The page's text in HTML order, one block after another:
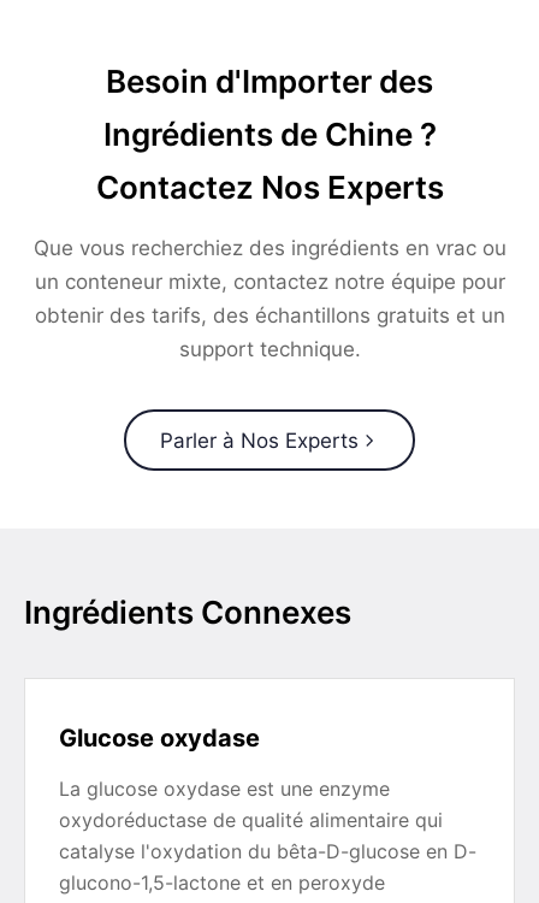
Besoin d'Importer des
Ingrédients de Chine ?
Contactez Nos Experts
Que vous recherchiez des ingrédients en vrac ou
un conteneur mixte, contactez notre équipe pour
obtenir des tarifs, des échantillons gratuits et un
support technique.
Parler à Nos Experts
Ingrédients Connexes
Glucose oxydase
La glucose oxydase est une enzyme
oxydoréductase de qualité alimentaire qui
catalyse l'oxydation du bêta-D-glucose en D-
glucono-1,5-lactone et en peroxyde